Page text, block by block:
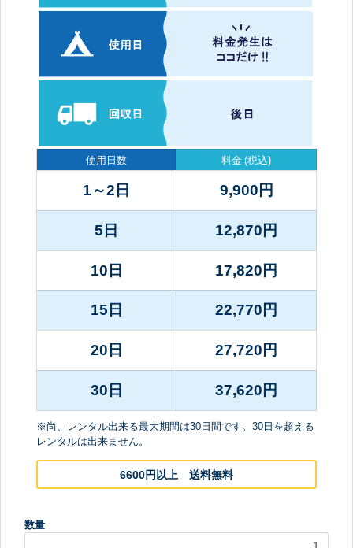
使用日数
1～2日
5日
10日
15日
20日
30日
料金 (税込)
9,900 円
12,870 円
17,820 円
22,770 円
27,720 円
37,620 円
※尚、レンタル出来る最大期間は30日間です。30日を超える
レンタルは出来ません。
6600円以上 送料無料
数量